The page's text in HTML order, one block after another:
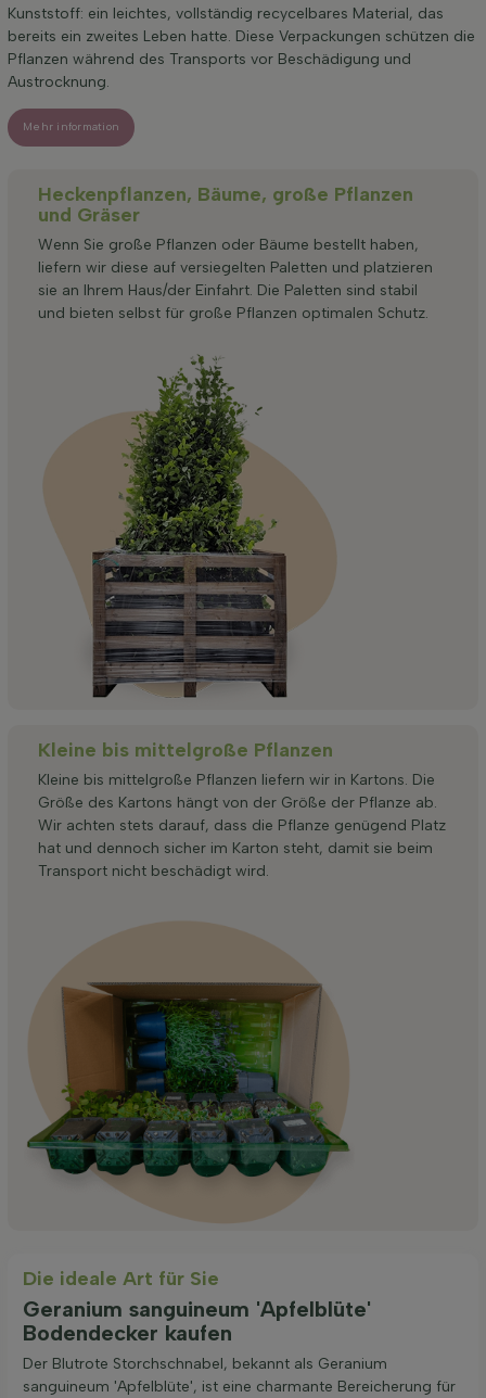
Kunststoff: ein leichtes, vollständig recycelbares Material, das
bereits ein zweites Leben hatte. Diese Verpackungen schützen die
Pflanzen während des Transports vor Beschädigung und
Austrocknung.
Mehr information
Heckenpflanzen, Bäume, große Pflanzen
und Gräser
Wenn Sie große Pflanzen oder Bäume bestellt haben,
liefern wir diese auf versiegelten Paletten und platzieren
sie an Ihrem Haus/der Einfahrt. Die Paletten sind stabil
und bieten selbst für große Pflanzen optimalen Schutz.
Kleine bis mittelgroße Pflanzen
Kleine bis mittelgroße Pflanzen liefern wir in Kartons. Die
Größe des Kartons hängt von der Größe der Pflanze ab.
Wir achten stets darauf, dass die Pflanze genügend Platz
hat und dennoch sicher im Karton steht, damit sie beim
Transport nicht beschädigt wird.
Die ideale Art für Sie
Geranium sanguineum 'Apfelblüte'
Bodendecker kaufen
Der Blutrote Storchschnabel, bekannt als Geranium
sanguineum 'Apfelblüte', ist eine charmante Bereicherung für